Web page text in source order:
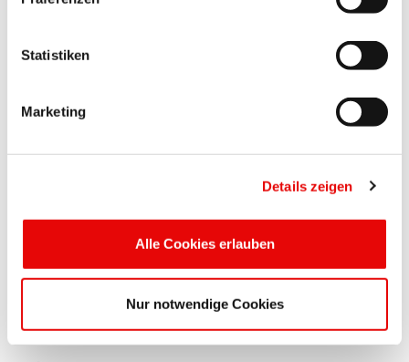
Statistiken
Marketing
Details zeigen
Alle Cookies erlauben
Nur notwendige Cookies
CAPTOP®EP 330
Poręczny uchwyt zapewnia szybki i łatwy montaż oraz ...
Więcej szczegółów ...